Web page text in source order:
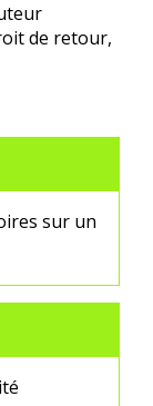
de retour,
sur un